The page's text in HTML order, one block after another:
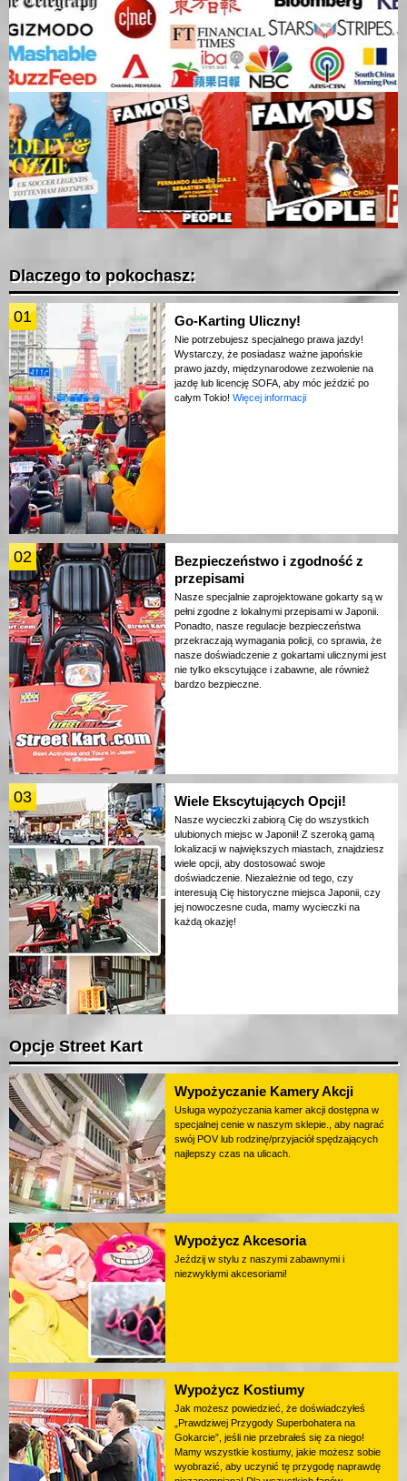
Dlaczego to pokochasz:
01 Go-Karting Uliczny!
Nie potrzebujesz specjalnego prawa jazdy!
Wystarczy, że posiadasz ważne japońskie
prawo jazdy, międzynarodowe zezwolenie na
jazdę lub licencję SOFA, aby móc jeździć po
całym Tokio! Więcej informacji
02
Bezpieczeństwo i zgodność z
przepisami
Nasze specjalnie zaprojektowane gokarty są w
pełni zgodne z lokalnymi przepisami w Japonii.
Ponadto, nasze regulacje bezpieczeństwa
przekraczają wymagania policji, co sprawia, że
nasze doświadczenie z gokartami ulicznymi jest
nie tylko ekscytujące i zabawne, ale również
bardzo bezpieczne.
03 Wiele Ekscytujących Opcji!
Nasze wycieczki zabiorą Cię do wszystkich
ulubionych miejsc w Japonii! Z szeroką gamą
lokalizacji w największych miastach, znajdziesz
wiele opcji, aby dostosować swoje
doświadczenie. Niezależnie od tego, czy
interesują Cię historyczne miejsca Japonii, czy
jej nowoczesne cuda, mamy wycieczki na
każdą okazję!
Opcje Street Kart
Wypożyczanie Kamery Akcji
Usługa wypożyczania kamer akcji dostępna w
specjalnej cenie w naszym sklepie., aby nagrać
swój POV lub rodzinę/przyjaciół spędzających
najlepszy czas na ulicach.
Wypożycz Akcesoria
Jeździj w stylu z naszymi zabawnymi i
niezwykłymi akcesoriami!
Wypożycz Kostiumy
Jak możesz powiedzieć, że doświadczyłeś
„Prawdziwej Przygody Superbohatera na
Gokarcie”, jeśli nie przebrałeś się za niego!
Mamy wszystkie kostiumy, jakie możesz sobie
wyobrazić, aby uczynić tę przygodę naprawdę